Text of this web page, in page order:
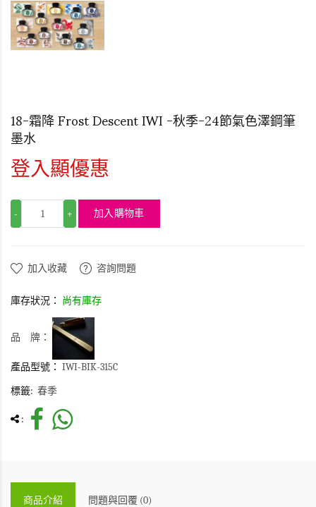
18-霜降 Frost Descent IWI -秋季-24節氣色澤鋼筆
墨水
登入顯優惠
- + 加入購物車
加入收藏 咨詢問題
庫存狀況： 尚有庫存
品 牌：
產品型號： IWI-BIK-315C
標籤: 春季
:
商品介紹 問題與回覆 (0)